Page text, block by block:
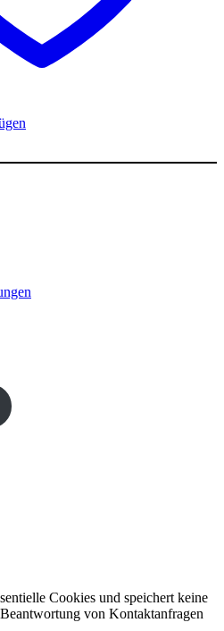
Cookies und speichert keine
von Kontaktanfragen